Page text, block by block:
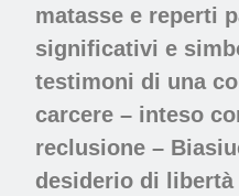
matasse e reperti
significativi e
testimoni di una
carcere – inteso
reclusione –
desiderio di